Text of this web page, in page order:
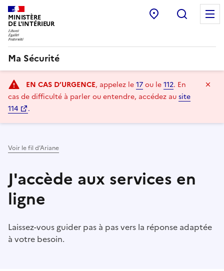
MINISTÈRE
DE L'INTÉRIEUR
Commissariat:
Ma Sécurité
principaleEN CAS D’URGENCE, appelez le17ou le112. En
cas de difficulté à parler ou entendre, accédez ausite
114
.
Voir le fil d’Ariane
J'accède aux services en
ligne
Laissez-vous guider pas à pas vers la réponse adaptée
à votre besoin.